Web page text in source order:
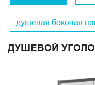
душевая боковая
ДУШЕВОЙ